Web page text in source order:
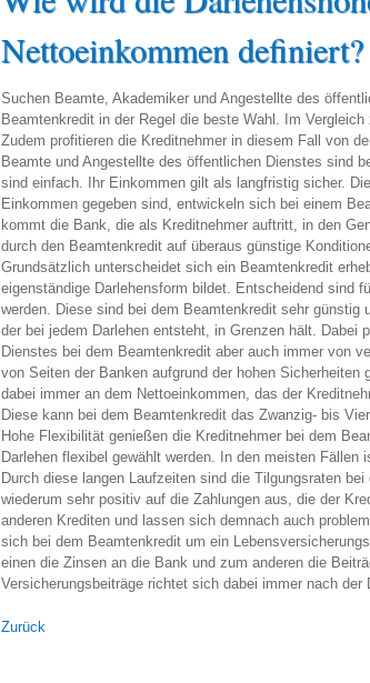
Nettoeinkommen definiert?
Suchen Beamte, Akademiker und Angestellte des
Beamtenkredit in der Regel die beste Wahl. Im
Zudem profitieren die Kreditnehmer in diesem Fall von
Beamte und Angestellte des öffentlichen Dienstes sind
sind einfach. Ihr Einkommen gilt als langfristig sicher.
Einkommen gegeben sind, entwickeln sich bei einem
kommt die Bank, die als Kreditnehmer auftritt, in den
durch den Beamtenkredit auf überaus günstige
Grundsätzlich unterscheidet sich ein Beamtenkredit
eigenständige Darlehensform bildet. Entscheidend sind
werden. Diese sind bei dem Beamtenkredit sehr
der bei jedem Darlehen entsteht, in Grenzen hält. Dabei
Dienstes bei dem Beamtenkredit aber auch immer von
von Seiten der Banken aufgrund der hohen
dabei immer an dem Nettoeinkommen, das der
Diese kann bei dem Beamtenkredit das Zwanzig- bis
Hohe Flexibilität genießen die Kreditnehmer bei dem
Darlehen flexibel gewählt werden. In den meisten
Durch diese langen Laufzeiten sind die Tilgungsraten
wiederum sehr positiv auf die Zahlungen aus, die der
anderen Krediten und lassen sich demnach auch
sich bei dem Beamtenkredit um ein
einen die Zinsen an die Bank und zum anderen die
Versicherungsbeiträge richtet sich dabei immer nach der
Zurück